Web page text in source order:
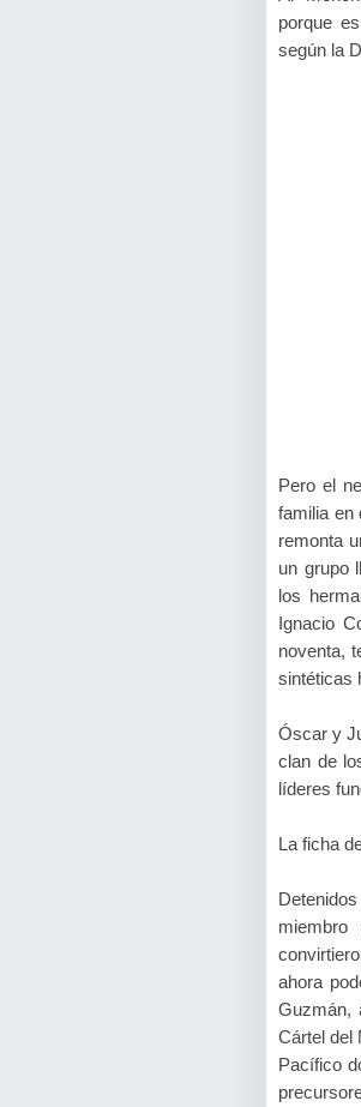
porque
según la
Pero el
familia en
remonta
un grupo
los
Ignacio
noventa,
sintéticas
Óscar y
clan de
líderes
La ficha
ahora
Guzmán,
Cártel del
Pacífico